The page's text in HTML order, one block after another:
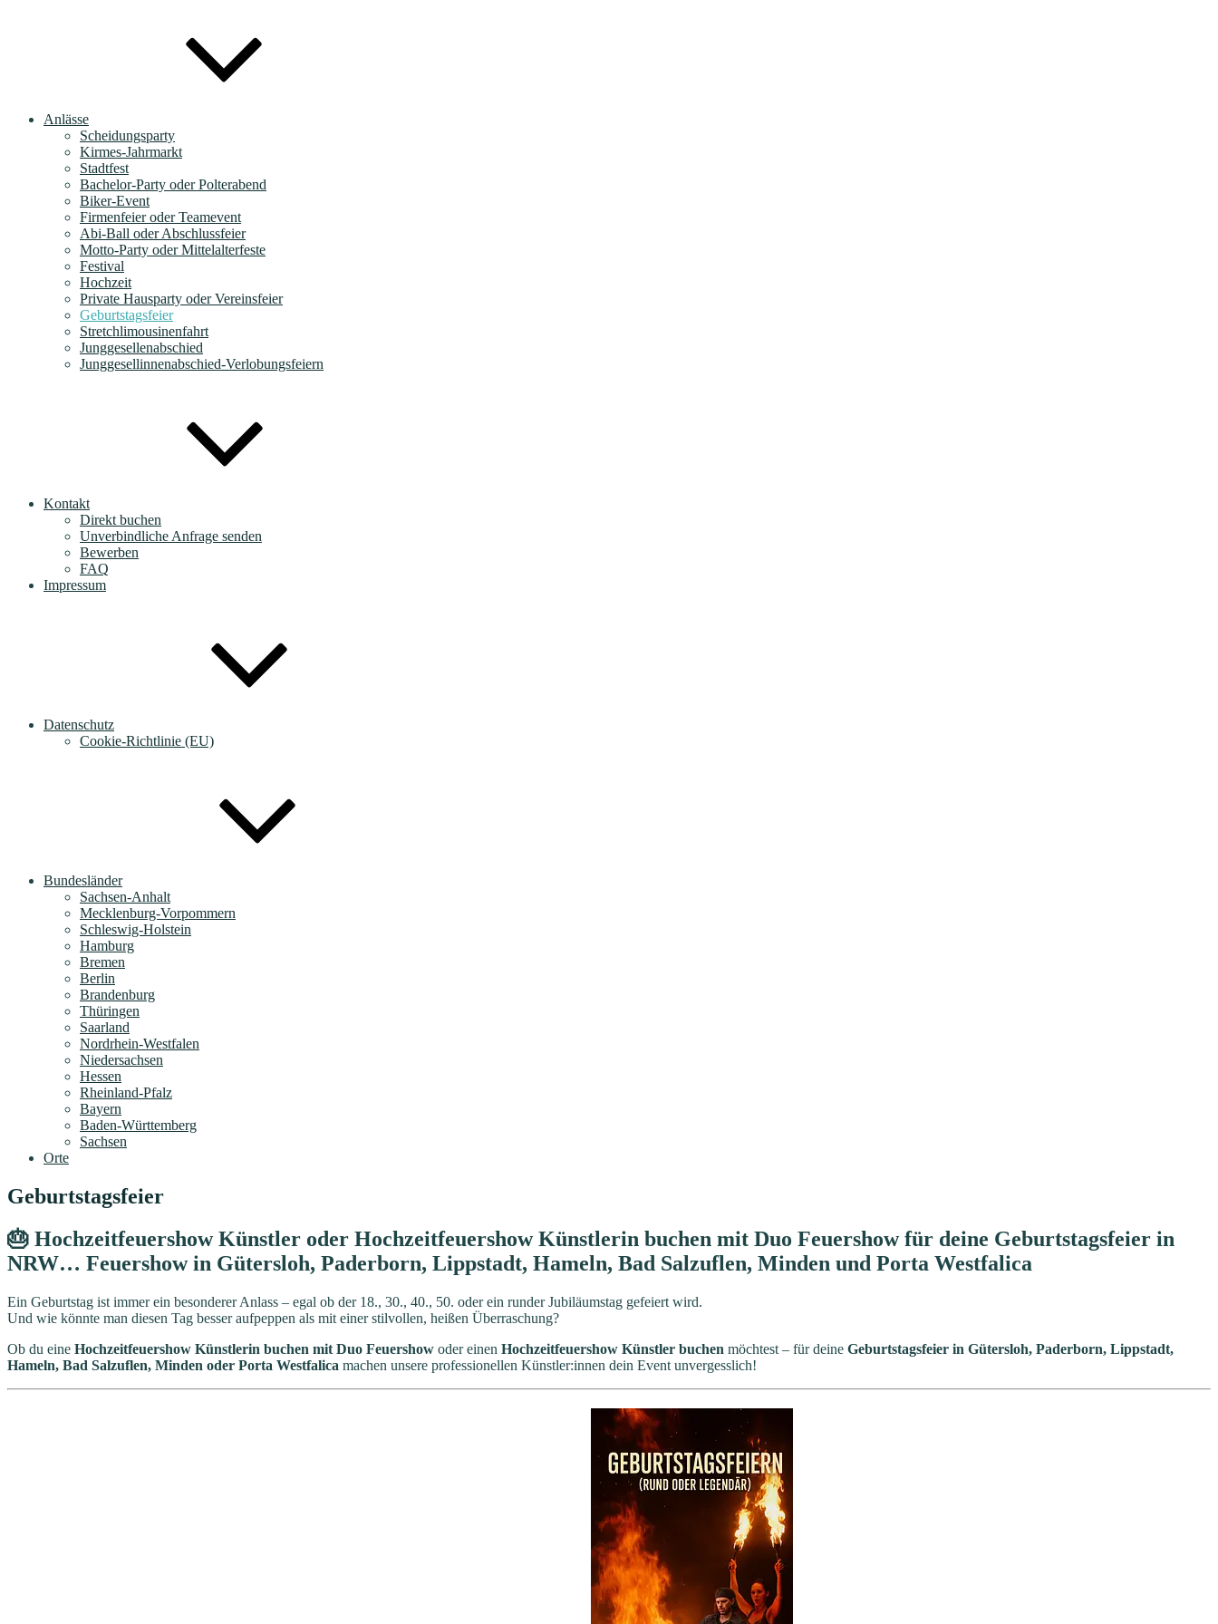
Anlässe
Scheidungsparty
Kirmes-Jahrmarkt
Stadtfest
Bachelor-Party oder Polterabend
Biker-Event
Firmenfeier oder Teamevent
Abi-Ball oder Abschlussfeier
Motto-Party oder Mittelalterfeste
Festival
Hochzeit
Private Hausparty oder Vereinsfeier
Geburtstagsfeier
Stretchlimousinenfahrt
Junggesellenabschied
Junggesellinnenabschied-Verlobungsfeiern
Kontakt
Direkt buchen
Unverbindliche Anfrage senden
Bewerben
FAQ
Impressum
Datenschutz
Cookie-Richtlinie (EU)
Bundesländer
Sachsen-Anhalt
Mecklenburg-Vorpommern
Schleswig-Holstein
Hamburg
Bremen
Berlin
Brandenburg
Thüringen
Saarland
Nordrhein-Westfalen
Niedersachsen
Hessen
Rheinland-Pfalz
Bayern
Baden-Württemberg
Sachsen
Orte
Geburtstagsfeier
🎂 Hochzeitfeuershow Künstler oder Hochzeitfeuershow Künstlerin buchen mit Duo Feuershow für deine Geburtstagsfeier in
NRW… Feuershow in Gütersloh, Paderborn, Lippstadt, Hameln, Bad Salzuflen, Minden und Porta Westfalica
Ein Geburtstag ist immer ein besonderer Anlass – egal ob der 18., 30., 40., 50. oder ein runder Jubiläumstag gefeiert wird.
Und wie könnte man diesen Tag besser aufpeppen als mit einer stilvollen, heißen Überraschung?
Ob du eine Hochzeitfeuershow Künstlerin buchen mit Duo Feuershow oder einen Hochzeitfeuershow Künstler buchen möchtest – für deine Geburtstagsfeier in Gütersloh, Paderborn, Lippstadt,
Hameln, Bad Salzuflen, Minden oder Porta Westfalica machen unsere professionellen Künstler:innen dein Event unvergesslich!